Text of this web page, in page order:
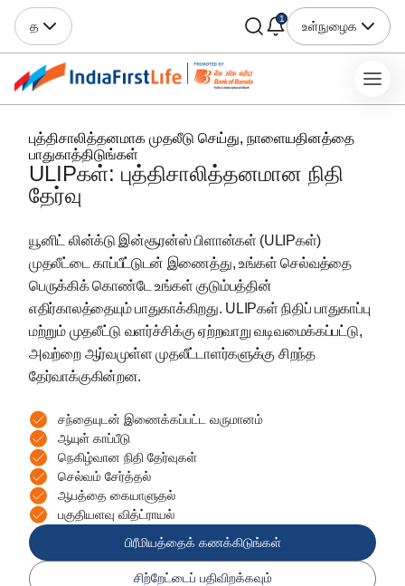
த 1 உள்நுழைக
புத்திசாலித்தனமாக முதலீடு செய்து, நாளையதினத்தை
பாதுகாத்திடுங்கள்
ULIPகள்: புத்திசாலித்தனமான நிதி
தேர்வு
யூனிட் லின்க்டு இன்சூரன்ஸ் பிளான்கள் (ULIPகள்)
முதலீட்டை காப்பீட்டுடன் இணைத்து, உங்கள் செல்வத்தை
பெருக்கிக் கொண்டே உங்கள் குடும்பத்தின்
எதிர்காலத்தையும் பாதுகாக்கிறது. ULIPகள் நிதிப் பாதுகாப்பு
மற்றும் முதலீட்டு வளர்ச்சிக்கு ஏற்றவாறு வடிவமைக்கப்பட்டு,
அவற்றை ஆர்வமுள்ள முதலீட்டாளர்களுக்கு சிறந்த
தேர்வாக்குகின்றன.
சந்தையுடன் இணைக்கப்பட்ட வருமானம்
ஆயுள் காப்பீடு
நெகிழ்வான நிதி தேர்வுகள்
செல்வம் சேர்த்தல்
ஆபத்தை கையாளுதல்
பகுதியளவு வித்ட்ராயல்
பிரீமியத்தைக் கணக்கிடுங்கள்
சிற்றேட்டைப் பதிவிறக்கவும்